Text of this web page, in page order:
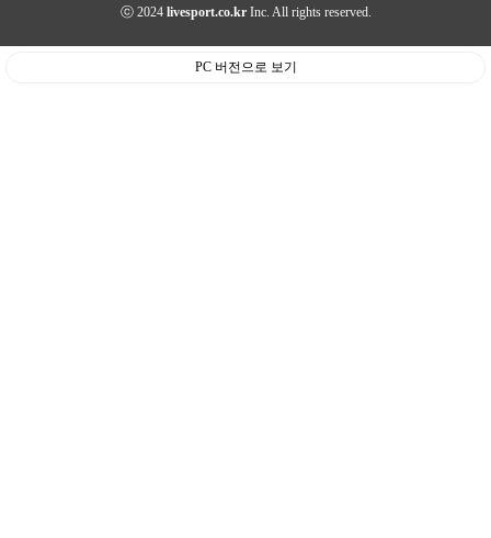
ⓒ 2024 livesport.co.krInc. All rights reserved.
PC 버전으로 보기